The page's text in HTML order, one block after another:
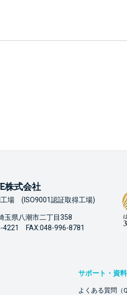
株式会社
場 (ISO9001認証取得工場)
玉県八潮市二丁目358
4221 FAX:048-996-8781
サポート・資
よくある質問（